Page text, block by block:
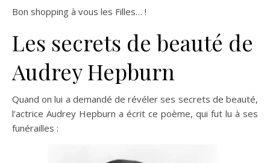
Bon shopping à vous les Filles… !
Les secrets de beauté de
Audrey Hepburn
Quand on lui a demandé de révéler ses secrets de beauté,
l’actrice Audrey Hepburn a écrit ce poème, qui fut lu à ses
funérailles :